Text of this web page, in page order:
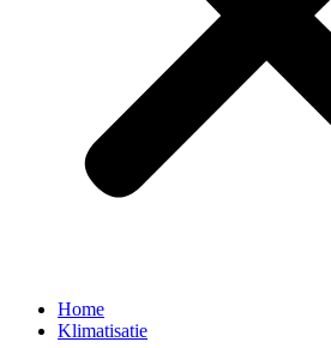
Home
Klimatisatie